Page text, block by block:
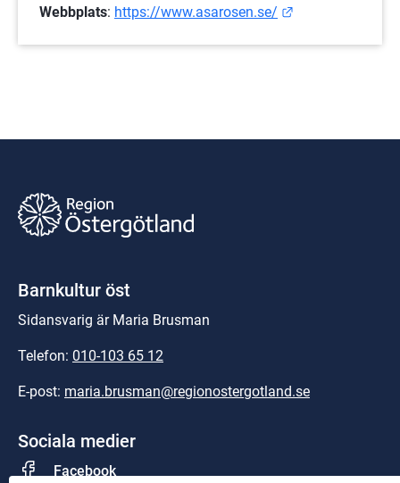
Webbplats: https://www.asarosen.se/
Barnkultur öst
Sidansvarig är Maria Brusman
Telefon: 010-103 65 12
E-post: maria.brusman@regionostergotland.se
Sociala medier
Facebook